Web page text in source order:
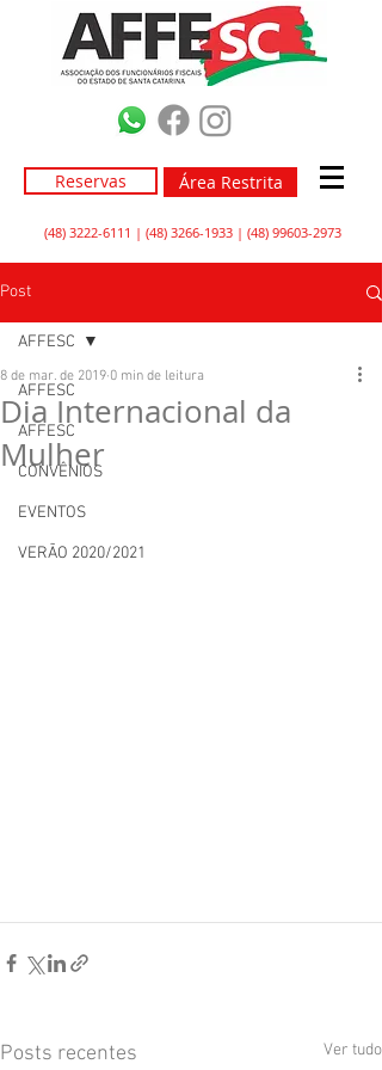
Reservas Área Restrita
(48) 3222-6111 | (48) 3266-1933 | (48) 99603-2973
Post
AFFESC
AFFESC
CONVÊNIOS
EVENTOS
VERÃO 2020/2021
AFFESC
Dia Internacional da
Mulher
8 de mar. de 2019 0 min de leitura
Posts recentes Ver tudo